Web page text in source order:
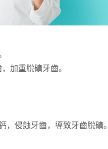
加重脫礦牙齒。
侵蝕牙齒，導致牙齒脫礦。